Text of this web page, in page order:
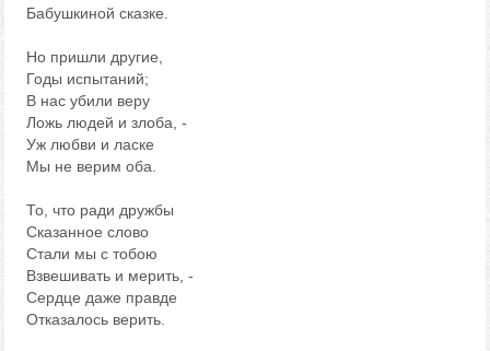
Бабушкиной сказке.
Но пришли другие,
Годы испытаний;
В нас убили веру
Ложь людей и злоба, -
Уж любви и ласке
Мы не верим оба.
То, что ради дружбы
Сказанное слово
Стали мы с тобою
Взвешивать и мерить, -
Сердце даже правде
Отказалось верить.